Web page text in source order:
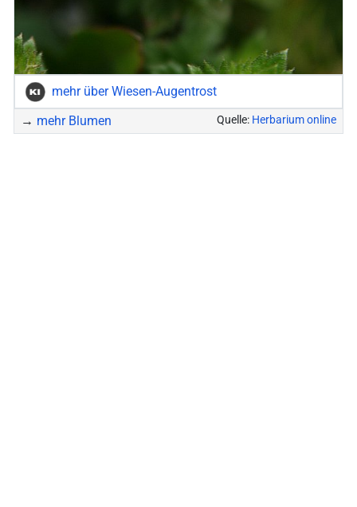
mehr über Wiesen-Augentrost
→ mehr Blumen Quelle: Herbarium online